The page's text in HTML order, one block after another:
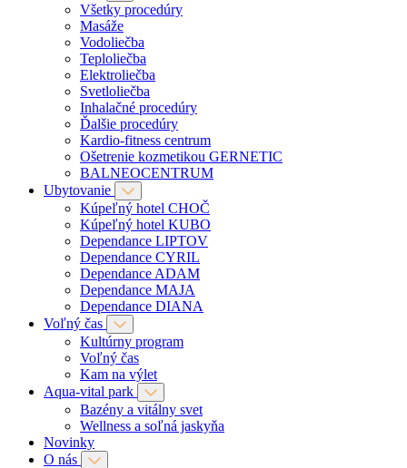
Všetky procedúry
Masáže
Vodoliečba
Teploliečba
Elektroliečba
Svetloliečba
Inhalačné procedúry
Ďalšie procedúry
Kardio-fitness centrum
Ošetrenie kozmetikou GERNETIC
BALNEOCENTRUM
Ubytovanie
Kúpeľný hotel CHOČ
Kúpeľný hotel KUBO
Dependance LIPTOV
Dependance CYRIL
Dependance ADAM
Dependance MAJA
Dependance DIANA
Voľný čas
Kultúrny program
Voľný čas
Kam na výlet
Aqua-vital park
Bazény a vitálny svet
Wellness a soľná jaskyňa
Novinky
O nás